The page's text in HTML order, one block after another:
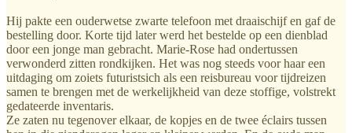
Hij pakte een ouderwetse zwarte telefoon met draaischijf en gaf de
bestelling door. Korte tijd later werd het bestelde op een dienblad
door een jonge man gebracht. Marie-Rose had ondertussen
verwonderd zitten rondkijken. Het was nog steeds voor haar een
uitdaging om zoiets futuristsich als een reisbureau voor tijdreizen
samen te brengen met de werkelijkheid van deze stoffige, volstrekt
gedateerde inventaris.
Ze zaten nu tegenover elkaar, de kopjes en de twee éclairs tussen